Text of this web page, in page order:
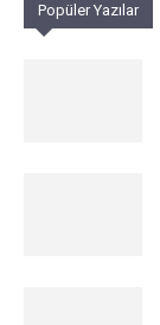
Popüler Yazılar